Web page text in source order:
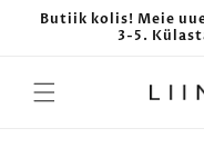
Butiik kolis! Meie
3-5.